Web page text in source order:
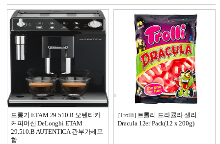
드롱기 ETAM 29.510.B 오텐티카
커피머신 DeLonghi ETAM
29.510.B AUTENTICA 관부가세포
함
[Trolli] 트롤리 드라큘라 젤리
Dracula 12er Pack(12 x 200g)